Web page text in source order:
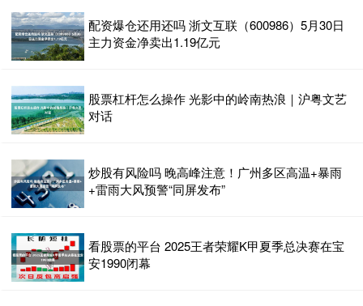
配资爆仓还用还吗 浙文互联（600986）5月30日
主力资金净卖出1.19亿元
股票杠杆怎么操作 光影中的岭南热浪｜沪粤文艺
对话
炒股有风险吗 晚高峰注意！广州多区高温+暴雨
+雷雨大风预警“同屏发布”
看股票的平台 2025王者荣耀K甲夏季总决赛在宝
安1990闭幕